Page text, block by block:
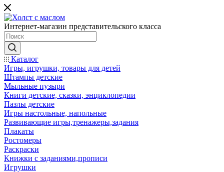
Интернет-магазин представительского класса
Каталог
Игры, игрушки, товары для детей
Штампы детские
Мыльные пузыри
Книги детские, сказки, энциклопедии
Пазлы детские
Игры настольные, напольные
Развивающие игры,тренажеры,задания
Плакаты
Ростомеры
Раскраски
Книжки с заданиями,прописи
Игрушки